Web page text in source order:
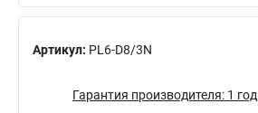
Артикул: PL6-D8/3N
Гарантия производителя: 1 год